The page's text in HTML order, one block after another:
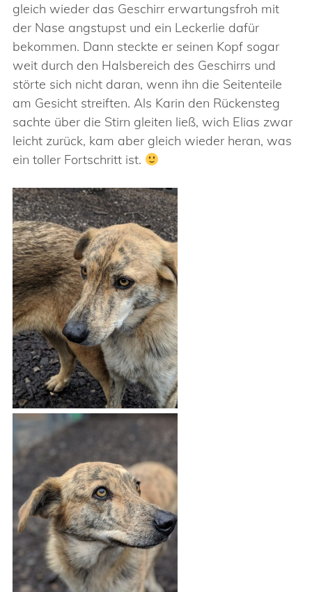
gleich wieder das Geschirr erwartungsfroh mit
der Nase angstupst und ein Leckerlie dafür
bekommen. Dann steckte er seinen Kopf sogar
weit durch den Halsbereich des Geschirrs und
störte sich nicht daran, wenn ihn die Seitenteile
am Gesicht streiften. Als Karin den Rückensteg
sachte über die Stirn gleiten ließ, wich Elias zwar
leicht zurück, kam aber gleich wieder heran, was
ein toller Fortschritt ist.